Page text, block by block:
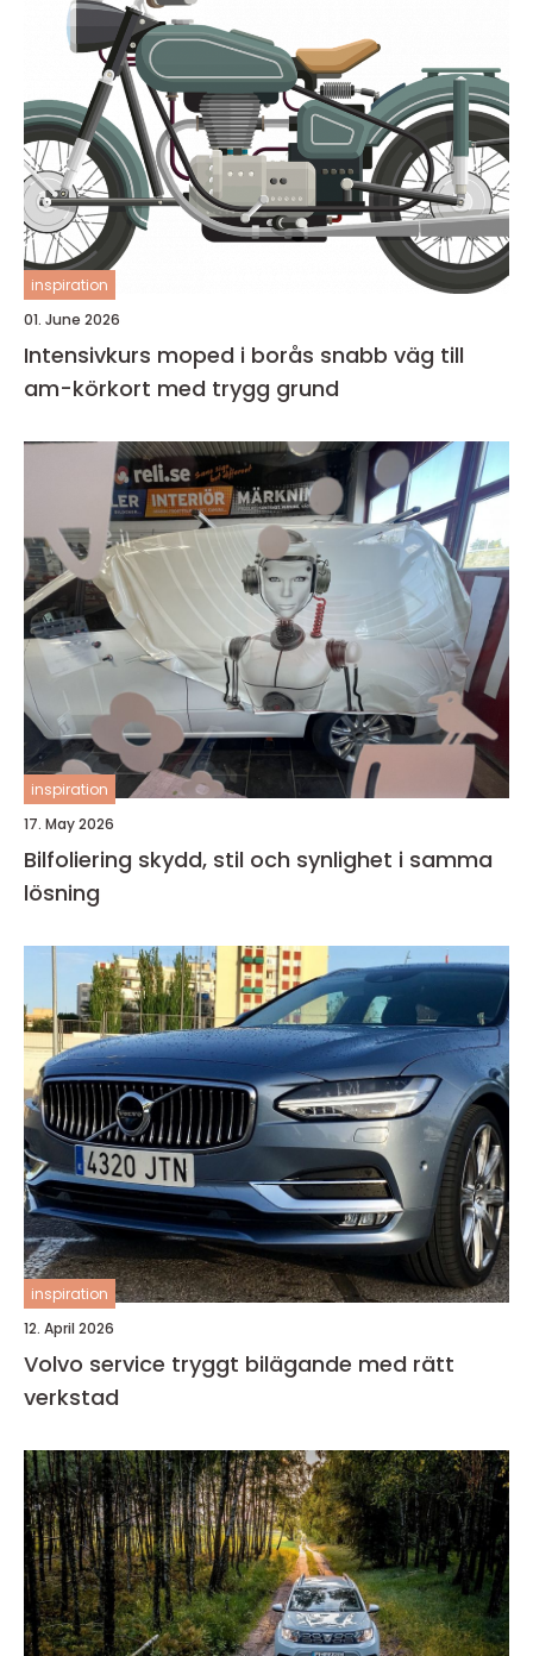
inspiration
01. June 2026
Intensivkurs moped i borås snabb väg till
am-körkort med trygg grund
inspiration
17. May 2026
Bilfoliering skydd, stil och synlighet i samma
lösning
inspiration
12. April 2026
Volvo service tryggt bilägande med rätt
verkstad